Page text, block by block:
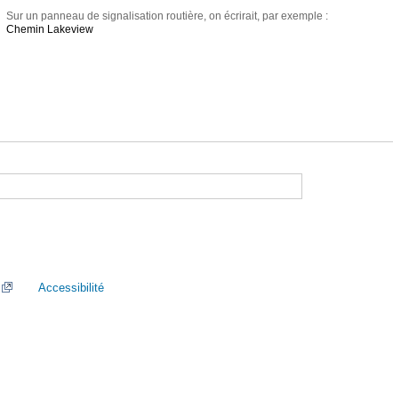
Sur un panneau de signalisation routière, on écrirait, par exemple :
Chemin Lakeview
Accessibilité